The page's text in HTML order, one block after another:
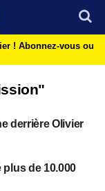
! Abonnez-vous ou
derrière Olivier
de 10.000